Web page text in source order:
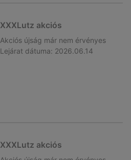
XXXLutz akciós
Akciós újság már nem érvényes
Lejárat dátuma: 2026.06.14
XXXLutz akciós